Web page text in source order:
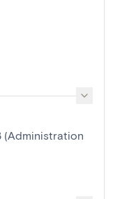
(Administration